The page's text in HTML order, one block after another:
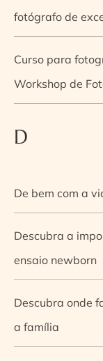
fotógrafo de
Curso para
Workshop de
D
De bem com a
Descubra a
ensaio newborn
Descubra onde
a família